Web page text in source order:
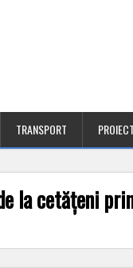
TRANSPORT
la cetățeni